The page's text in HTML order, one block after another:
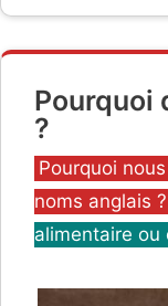
Pourquoi
?
Catégories
Pourquoi
noms anglais ?
alimentaire ou